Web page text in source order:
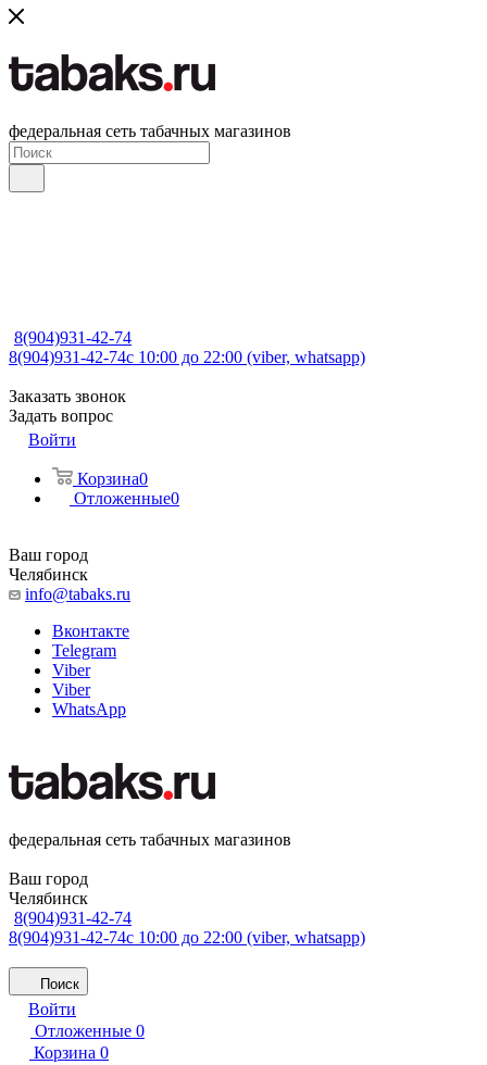
федеральная сеть табачных магазинов
8(904)931-42-74
8(904)931-42-74с 10:00 до 22:00 (viber, whatsapp)
Заказать звонок
Задать вопрос
Войти
Корзина0
Отложенные0
Ваш город
Челябинск
info@tabaks.ru
Вконтакте
Telegram
Viber
Viber
WhatsApp
федеральная сеть табачных магазинов
Ваш город
Челябинск
8(904)931-42-74
8(904)931-42-74с 10:00 до 22:00 (viber, whatsapp)
Поиск
Войти
Отложенные 0
Корзина 0